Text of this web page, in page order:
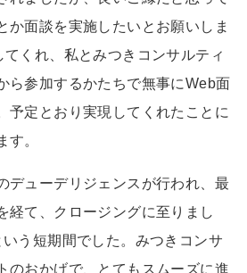
か面談を実施したいとお願いしま
てくれ、私とみつきコンサルティ
ら参加するかたちで無事にWeb面
予定とおり実現してくれたことに
す。
デューデリジェンスが行われ、最
経て、クロージングに至りまし
いう短期間でした。みつきコンサ
のおかげで、とてもスムーズに進